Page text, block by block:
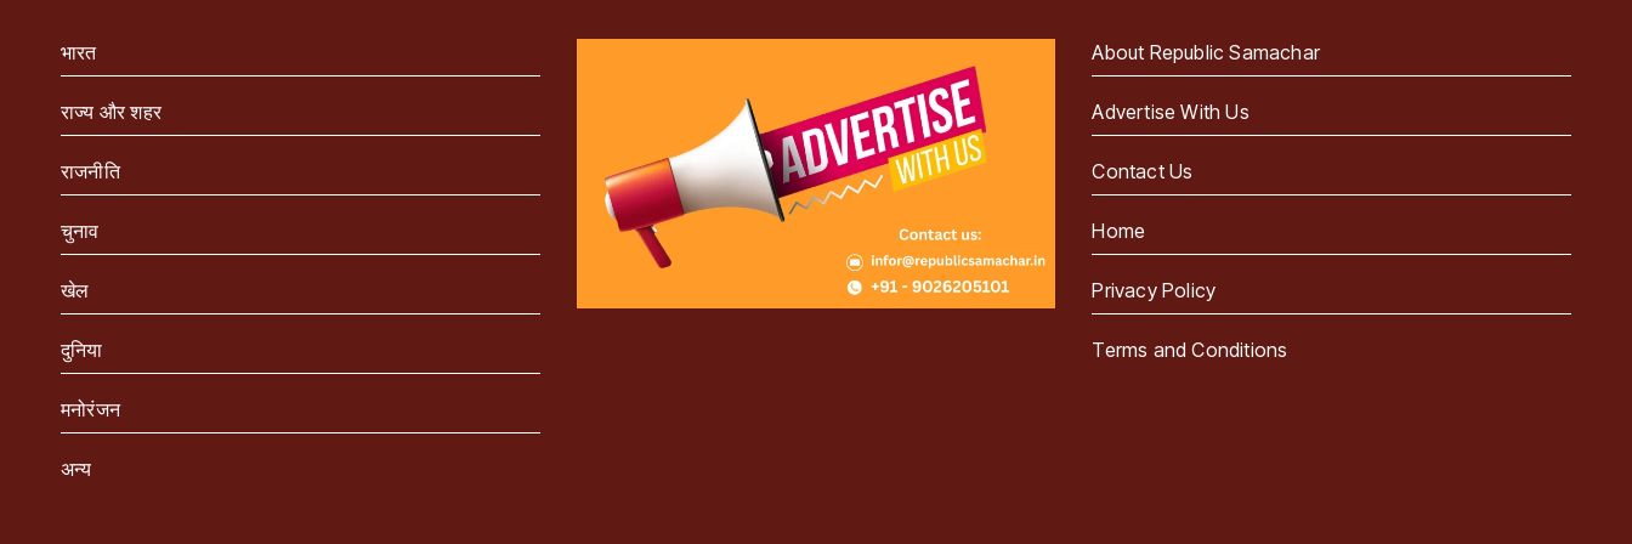
भारत
राज्य और शहर
राजनीति
चुनाव
खेल
दुनिया
मनोरंजन
अन्य
About Republic Samachar
Advertise With Us
Contact Us
Home
Privacy Policy
Terms and Conditions